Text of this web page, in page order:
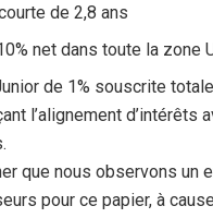
de 2,8 ans
net dans toute la zone
de 1% souscrite
l’alignement d’intérêts
que nous observons un
pour ce papier, à